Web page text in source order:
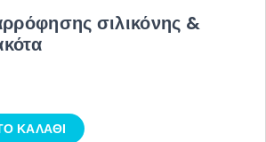
σιλικόνης &
ΚΑΛΆΘΙ